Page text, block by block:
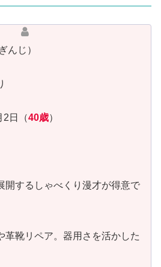
んじ）
2日（40歳）
開するしゃべくり漫才が得意で
リペア。器用さを活かした